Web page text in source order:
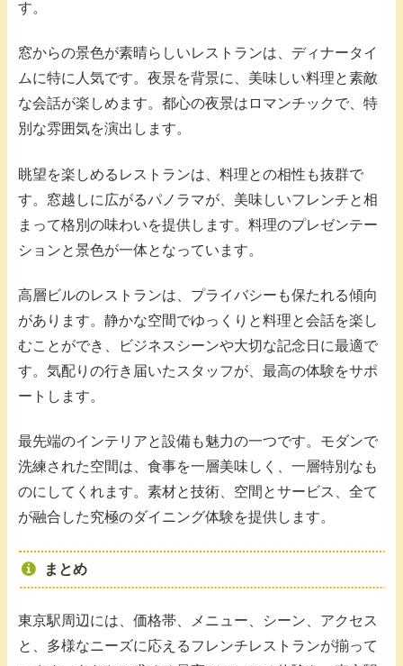
す。
窓からの景色が素晴らしいレストランは、ディナータイ
ムに特に人気です。夜景を背景に、美味しい料理と素敵
な会話が楽しめます。都心の夜景はロマンチックで、特
別な雰囲気を演出します。
眺望を楽しめるレストランは、料理との相性も抜群で
す。窓越しに広がるパノラマが、美味しいフレンチと相
まって格別の味わいを提供します。料理のプレゼンテー
ションと景色が一体となっています。
高層ビルのレストランは、プライバシーも保たれる傾向
があります。静かな空間でゆっくりと料理と会話を楽し
むことができ、ビジネスシーンや大切な記念日に最適で
す。気配りの行き届いたスタッフが、最高の体験をサポ
ートします。
最先端のインテリアと設備も魅力の一つです。モダンで
洗練された空間は、食事を一層美味しく、一層特別なも
のにしてくれます。素材と技術、空間とサービス、全て
が融合した究極のダイニング体験を提供します。
まとめ
東京駅周辺には、価格帯、メニュー、シーン、アクセス
と、多様なニーズに応えるフレンチレストランが揃って